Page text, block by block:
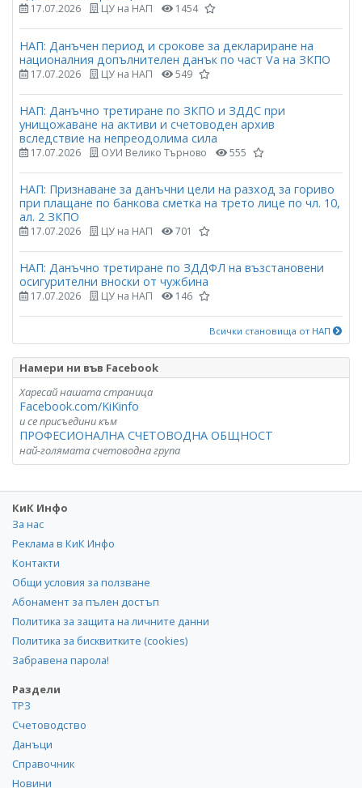
17.07.2026 ЦУ на НАП 1454
НАП: Данъчен период и срокове за деклариране на
националния допълнителен данък по част Vа на ЗКПО
17.07.2026 ЦУ на НАП 549
НАП: Данъчно третиране по ЗКПО и ЗДДС при
унищожаване на активи и счетоводен архив
вследствие на непреодолима сила
17.07.2026 ОУИ Велико Търново 555
НАП: Признаване за данъчни цели на разход за гориво
при плащане по банкова сметка на трето лице по чл. 10,
ал. 2 ЗКПО
17.07.2026 ЦУ на НАП 701
НАП: Данъчно третиране по ЗДДФЛ на възстановени
осигурителни вноски от чужбина
17.07.2026 ЦУ на НАП 146
Всички становища от НАП
Намери ни във Facebook
Харесай нашата страница
Facebook.com/KiKinfo
и се присъедини към
ПРОФЕСИОНАЛНА СЧЕТОВОДНА ОБЩНОСТ
най-голямата счетоводна група
КиК Инфо
За нас
Реклама в КиК Инфо
Контакти
Общи условия за ползване
Абонамент за пълен достъп
Политика за защита на личните данни
Политика за бисквитките (cookies)
Забравена парола!
Раздели
ТРЗ
Счетоводство
Данъци
Справочник
Новини